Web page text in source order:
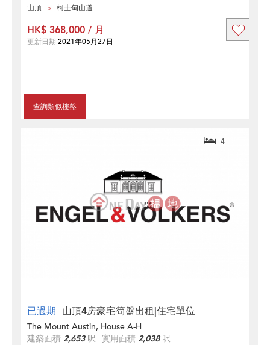
山頂 柯士甸山道
查詢類似樓盤
HK$ 368,000 / 月
更新日期 2021年05月27日
已過期 山頂4房豪宅筍盤出租|住宅單位
4
The Mount Austin, House A-H
建築面積 2,653呎 實用面積 2,038呎